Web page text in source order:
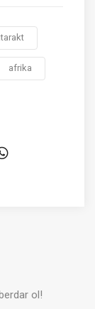
afrika
ol!